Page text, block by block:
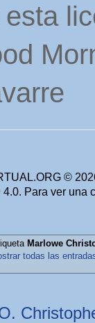
©
Para ver una
Marlowe
todas las